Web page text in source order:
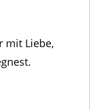
mit Liebe,